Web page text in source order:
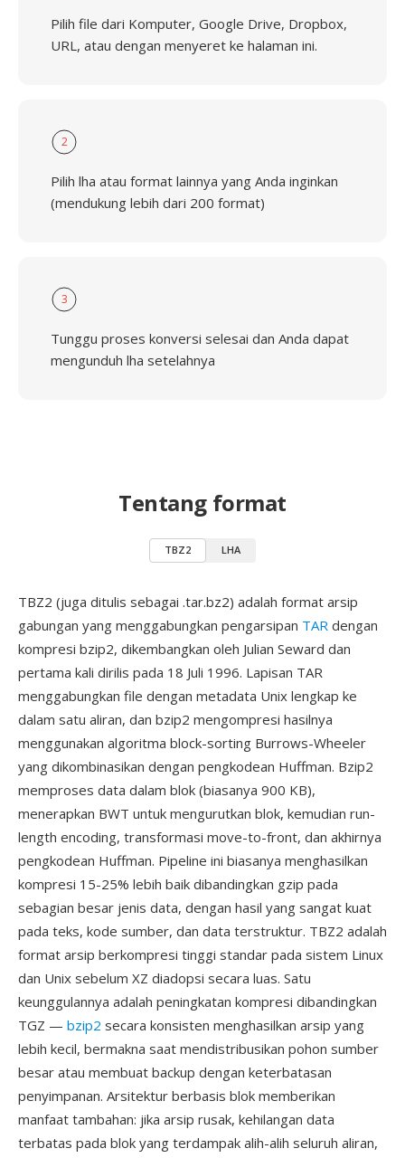
Pilih file dari Komputer, Google Drive, Dropbox,
URL, atau dengan menyeret ke halaman ini.
2
Pilih lha atau format lainnya yang Anda inginkan
(mendukung lebih dari 200 format)
3
Tunggu proses konversi selesai dan Anda dapat
mengunduh lha setelahnya
Tentang format
TBZ2 LHA
TBZ2 (juga ditulis sebagai .tar.bz2) adalah format arsip
gabungan yang menggabungkan pengarsipan TAR dengan
kompresi bzip2, dikembangkan oleh Julian Seward dan
pertama kali dirilis pada 18 Juli 1996. Lapisan TAR
menggabungkan file dengan metadata Unix lengkap ke
dalam satu aliran, dan bzip2 mengompresi hasilnya
menggunakan algoritma block-sorting Burrows-Wheeler
yang dikombinasikan dengan pengkodean Huffman. Bzip2
memproses data dalam blok (biasanya 900 KB),
menerapkan BWT untuk mengurutkan blok, kemudian run-
length encoding, transformasi move-to-front, dan akhirnya
pengkodean Huffman. Pipeline ini biasanya menghasilkan
kompresi 15-25% lebih baik dibandingkan gzip pada
sebagian besar jenis data, dengan hasil yang sangat kuat
pada teks, kode sumber, dan data terstruktur. TBZ2 adalah
format arsip berkompresi tinggi standar pada sistem Linux
dan Unix sebelum XZ diadopsi secara luas. Satu
keunggulannya adalah peningkatan kompresi dibandingkan
TGZ — bzip2 secara konsisten menghasilkan arsip yang
lebih kecil, bermakna saat mendistribusikan pohon sumber
besar atau membuat backup dengan keterbatasan
penyimpanan. Arsitektur berbasis blok memberikan
manfaat tambahan: jika arsip rusak, kehilangan data
terbatas pada blok yang terdampak alih-alih seluruh aliran,